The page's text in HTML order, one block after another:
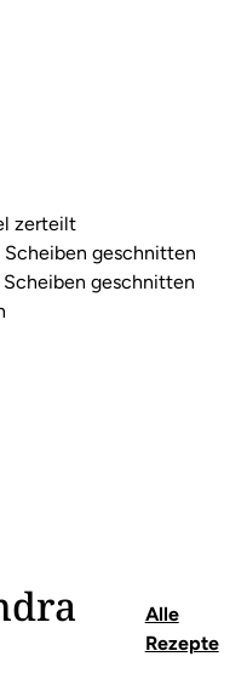
zerteilt
Scheiben geschnitten
geschnitten
Alle
Rezepte